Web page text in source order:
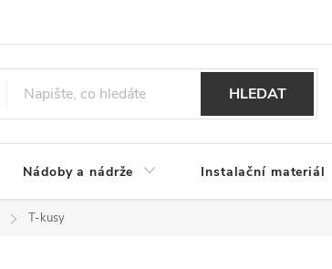
HLEDAT
Nádoby a nádrže Instalační materiál
T-kusy